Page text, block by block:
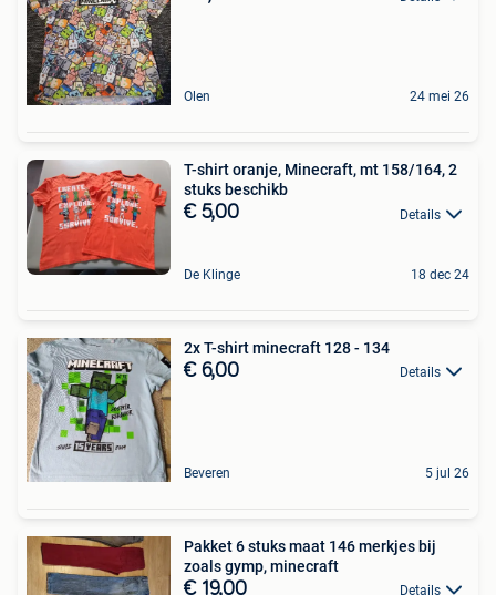
Olen 24 mei 26
T-shirt oranje, Minecraft, mt 158/164, 2
stuks beschikb
€ 5,00 Details
De Klinge 18 dec 24
2x T-shirt minecraft 128 - 134
€ 6,00 Details
Beveren 5 jul 26
Pakket 6 stuks maat 146 merkjes bij
zoals gymp, minecraft
€ 19,00 Details